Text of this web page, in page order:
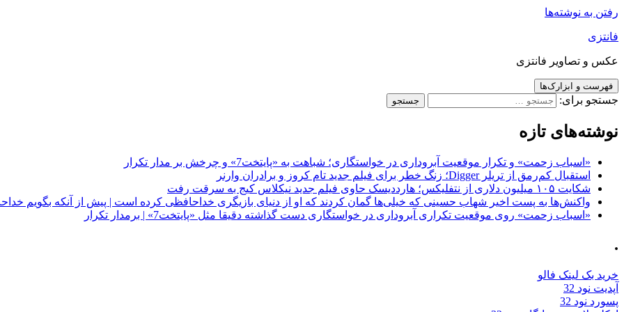
رفتن به نوشته‌ها
فانتزی
عکس و تصاویر فانتزی
فهرست و ابزارک‌ها
جستجو برای:
نوشته‌های تازه
«اسباب زحمت» و تکرار موقعیت آبروداری در خواستگاری؛ شباهت به «پایتخت7» و چرخش بر مدار تکرار
استقبال کم‌رمق از تریلر Digger؛ زنگ خطر برای فیلم جدید تام کروز و برادران وارنر
شکایت ۱۰۵ میلیون دلاری از نتفلیکس؛ هارددیسک حاوی فیلم جدید نیکلاس کیج به سرقت رفت
واکنش‌ها به پست اخیر شهاب حسینی که خیلی‌ها گمان کردند که او از دنیای بازیگری خداحافظی کرده است | پیش از آنکه بگویم
«اسباب زحمت» روی موقعیت تکراری آبروداری در خواستگاری دست گذاشته دقیقا مثل «پایتخت7» | برمدار تکرار
.
خرید بک لینک فالو
آپدیت نود 32
پسورد نود 32